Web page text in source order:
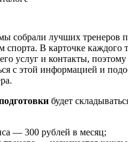
собрали лучших тренеров
спорта. В карточке каждого
его услуг и контакты,
с этой информацией и
будет
— 300 рублей в месяц;